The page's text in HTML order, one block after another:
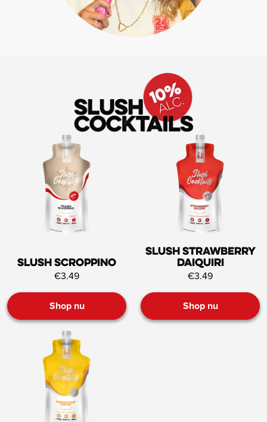
Slush Scroppino
€3.49
Shop nu
Slush Strawberry
Daiquiri
€3.49
Shop nu